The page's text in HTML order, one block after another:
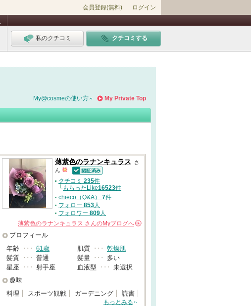
会員登録(無料) ログイン
私のクチコミ クチコミする
My Private Top
My@cosmeの使い方
薄紫色のラナンキュラス
さ
ん
認証済
クチコミ 235件
└もらったLike16523件
chieco（Q&A） 7件
フォロー 853人
フォロワー 809人
薄紫色のラナンキュラス さんのMyブログへ
プロフィール
年齢 ･･･ 61歳 肌質 ･･･ 乾燥肌
髪質 ･･･ 普通 髪量 ･･･
多い
星座 ･･･ 射手座 血液型 ･･･ 未選択
趣味
料理
スポーツ観戦 ガーデニング 読書
もっとみる